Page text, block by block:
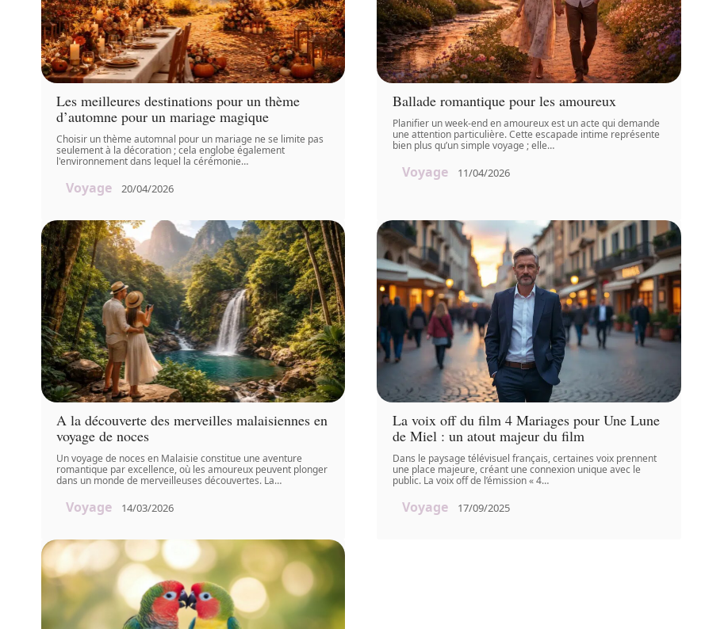
Les meilleures destinations pour un thème
d’automne pour un mariage magique
Choisir un thème automnal pour un mariage ne se limite pas
seulement à la décoration ; cela englobe également
l'environnement dans lequel la cérémonie…
Voyage 20/04/2026
Ballade romantique pour les amoureux
Planifier un week-end en amoureux est un acte qui demande
une attention particulière. Cette escapade intime représente
bien plus qu’un simple voyage ; elle…
Voyage 11/04/2026
A la découverte des merveilles malaisiennes en
voyage de noces
Un voyage de noces en Malaisie constitue une aventure
romantique par excellence, où les amoureux peuvent plonger
dans un monde de merveilleuses découvertes. La…
Voyage 14/03/2026
La voix off du film 4 Mariages pour Une Lune
de Miel : un atout majeur du film
Dans le paysage télévisuel français, certaines voix prennent
une place majeure, créant une connexion unique avec le
public. La voix off de l’émission « 4…
Voyage 17/09/2025